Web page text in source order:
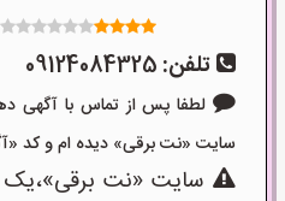
تلفن: 09124084325
لطفا پس از تماس با آگهی
سایت «نت برقی» دیده ام و کد «آگهی-180» را
سایت «نت برقی»،یک